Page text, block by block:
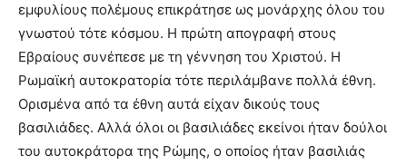
εμφυλίους πολέμους επικράτησε ως μονάρχης όλου του
γνωστού τότε κόσμου. Η πρώτη απογραφή στους
Εβραίους συνέπεσε με τη γέννηση του Χριστού. Η
Ρωμαϊκή αυτοκρατορία τότε περιλάμβανε πολλά έθνη.
Ορισμένα από τα έθνη αυτά είχαν δικούς τους
βασιλιάδες. Αλλά όλοι οι βασιλιάδες εκείνοι ήταν δούλοι
του αυτοκράτορα της Ρώμης, ο οποίος ήταν βασιλιάς